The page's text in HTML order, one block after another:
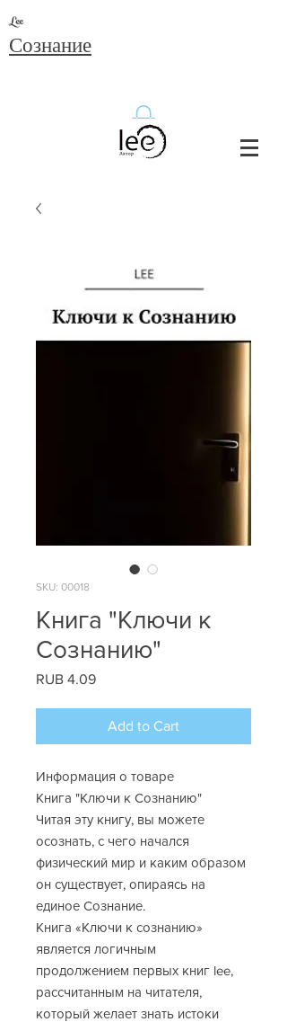
Lee
Сознание
SKU: 00018
Книга "Ключи к
Сознанию"
RUB 4.09Price
Add to Cart
Информация о товаре
Книга "Ключи к Сознанию"
Читая эту книгу, вы можете
осознать, с чего начался
физический мир и каким образом
он существует, опираясь на
единое Сознание.
Книга «Ключи к сознанию»
является логичным
продолжением первых книг lee,
рассчитанным на читателя,
который желает знать истоки